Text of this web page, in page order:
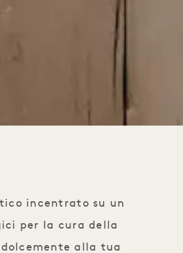
incentrato su un
per la cura della
alla tua